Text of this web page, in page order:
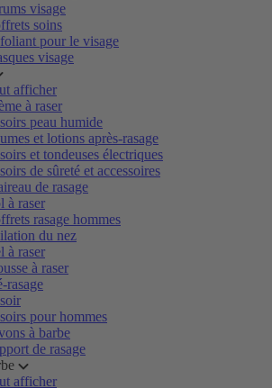
visage
soins
pour le visage
visage
afficher
à raser
peau humide
et lotions après-rasage
et tondeuses électriques
de sûreté et accessoires
de rasage
à raser
rasage hommes
du nez
à raser
à raser
rasage
pour hommes
à barbe
de rasage
afficher